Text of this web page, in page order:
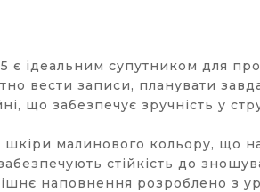
ідеальним супутником для
вести записи, планувати
що забезпечує зручність у
малинового кольору, що
стійкість до
наповнення розроблено з